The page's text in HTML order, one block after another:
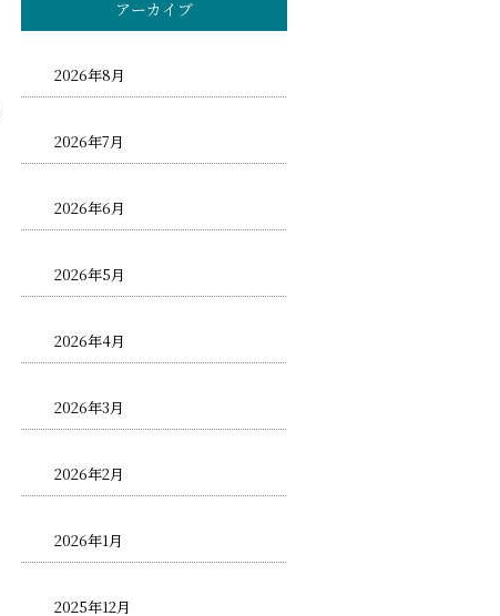
アーカイブ
2026年8月
2026年7月
2026年6月
2026年5月
2026年4月
2026年3月
2026年2月
2026年1月
2025年12月